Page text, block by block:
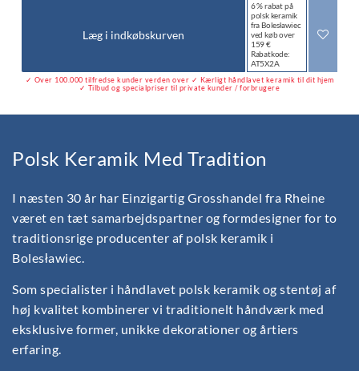
Læg i indkøbskurven
6 % rabat på
polsk keramik
fra Bolesławiec
ved køb over
159 €
Rabatkode:
AT5X2A
✓ Over 100.000 tilfredse kunder verden over ✓ Kærligt håndlavet keramik til dit hjem
✓ Tilbud og specialpriser til private kunder / forbrugere
Polsk Keramik Med Tradition
I næsten 30 år har Einzigartig Grosshandel fra Rheine
været en tæt samarbejdspartner og formdesigner for to
traditionsrige producenter af polsk keramik i
Bolesławiec.
Som specialister i håndlavet polsk keramik og stentøj af
høj kvalitet kombinerer vi traditionelt håndværk med
eksklusive former, unikke dekorationer og årtiers
erfaring.